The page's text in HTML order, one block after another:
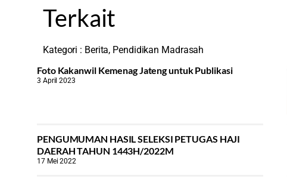
Terkait
Kategori : Berita, Pendidikan Madrasah
Foto Kakanwil Kemenag Jateng untuk Publikasi
3 April 2023
PENGUMUMAN HASIL SELEKSI PETUGAS HAJI
DAERAH TAHUN 1443H/2022M
17 Mei 2022